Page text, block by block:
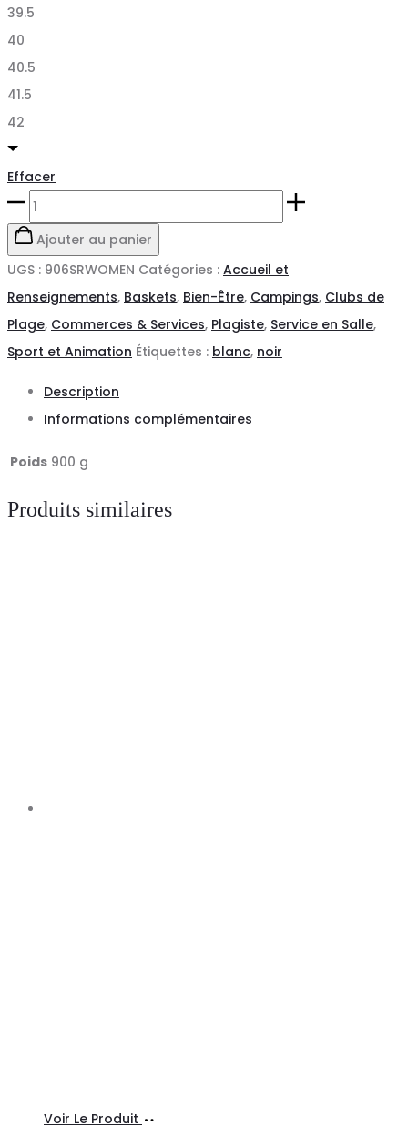
39.5
40
40.5
41.5
42
Effacer
quantité
de
Baskets
Balance
Ajouter au panier
UGS : 906SRWOMEN Catégories : Accueil et
Renseignements, Baskets, Bien-Être, Campings, Clubs de
Plage, Commerces & Services, Plagiste, Service en Salle,
Sport et Animation Étiquettes : blanc, noir
Description
Informations complémentaires
Poids 900 g
Produits similaires
Voir Le Produit